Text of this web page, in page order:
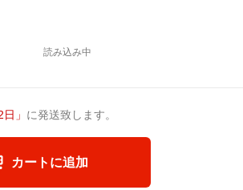
日 」 に発送致します。
カートに追加